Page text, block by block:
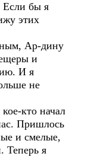
Если бы я
этих
Ар-дину
и
И я
не
кто начал
Пришлось
и смелые,
Теперь я